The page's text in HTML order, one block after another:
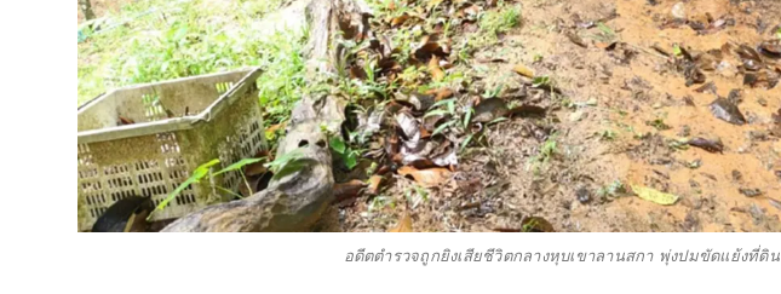
อดีตตำรวจถูกยิงเสียชีวิตกลางหุบเขาลานสกา พุ่งปมขัดแย้งที่ดิน